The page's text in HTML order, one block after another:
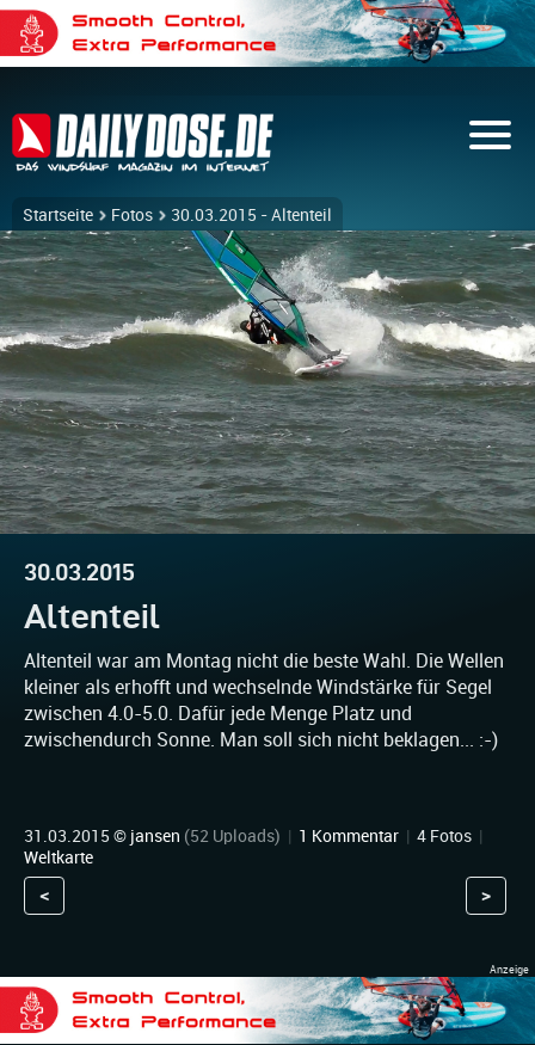
Startseite Fotos 30.03.2015 - Altenteil
30.03.2015
Altenteil
Altenteil war am Montag nicht die beste Wahl. Die Wellen
kleiner als erhofft und wechselnde Windstärke für Segel
zwischen 4.0-5.0. Dafür jede Menge Platz und
zwischendurch Sonne. Man soll sich nicht beklagen... :-)
31.03.2015 © jansen (52 Uploads) | 1 Kommentar | 4 Fotos |
Weltkarte
< >